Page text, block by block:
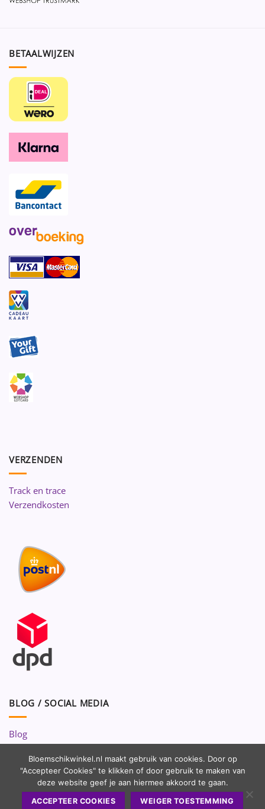
BETAALWIJZEN
VERZENDEN
Track en trace
Verzendkosten
BLOG / SOCIAL MEDIA
Blog
Volg ons op:
Bloemschikwinkel.nl maakt gebruik van cookies. Door op
"Accepteer Cookies" te klikken of door gebruik te maken van
deze website geef je aan hiermee akkoord te gaan.
ACCEPTEER COOKIES WEIGER TOESTEMMING